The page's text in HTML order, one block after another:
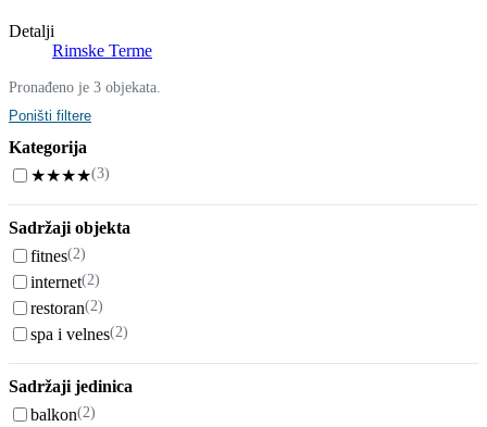
Detalji
Rimske Terme
Pronađeno je 3 objekata.
Poništi filtere
Kategorija
★★★★(3)
Sadržaji objekta
fitnes(2)
internet(2)
restoran(2)
spa i velnes(2)
Sadržaji jedinica
balkon(2)